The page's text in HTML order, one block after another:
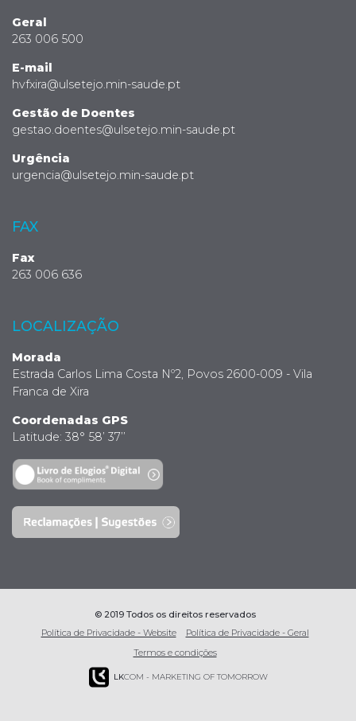
Geral
263 006 500
E-mail
hvfxira@ulsetejo.min-saude.pt
Gestão de Doentes
gestao.doentes@ulsetejo.min-saude.pt
Urgência
urgencia@ulsetejo.min-saude.pt
FAX
Fax
263 006 636
LOCALIZAÇÃO
Morada
Estrada Carlos Lima Costa Nº2, Povos 2600-009 - Vila
Franca de Xira
Coordenadas GPS
Latitude: 38° 58’ 37’’
© 2019 Todos os direitos reservados
Política de Privacidade - Website
Política de Privacidade - Geral
Termos e condições
LKCOM - MARKETING OF TOMORROW